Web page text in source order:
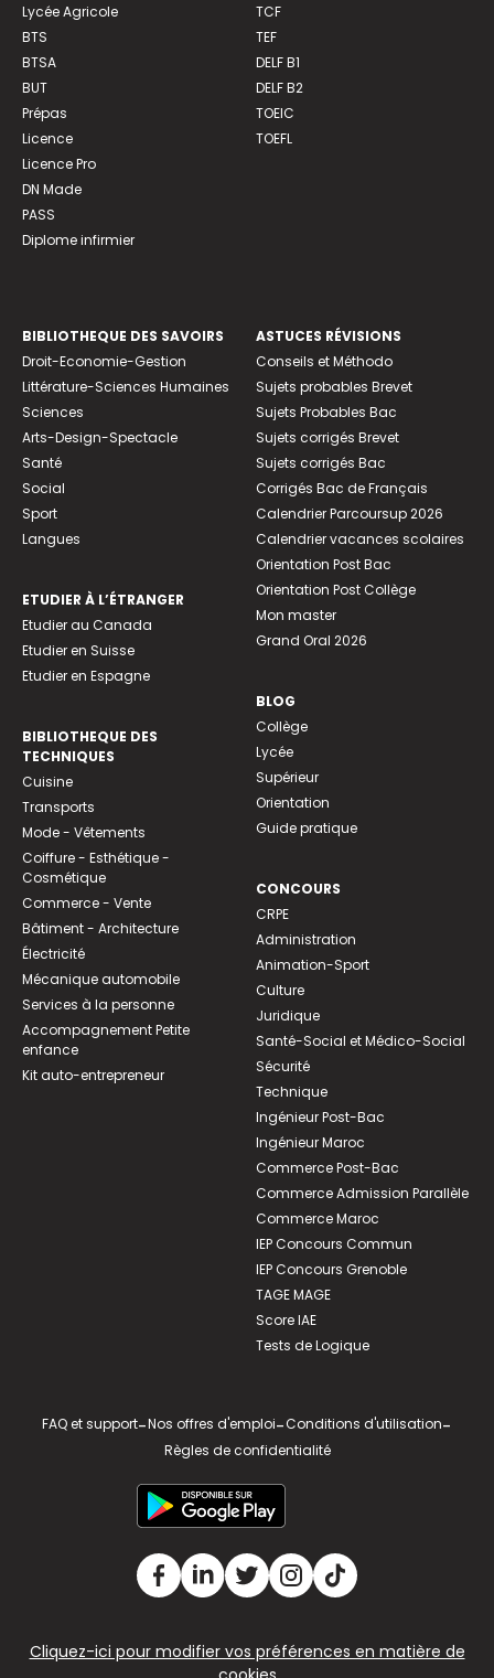
Lycée Agricole
BTS
BTSA
BUT
Prépas
Licence
Licence Pro
DN Made
PASS
Diplome infirmier
TCF
TEF
DELF B1
DELF B2
TOEIC
TOEFL
BIBLIOTHEQUE DES SAVOIRS
Droit-Economie-Gestion
Littérature-Sciences Humaines
Sciences
Arts-Design-Spectacle
Santé
Social
Sport
Langues
ETUDIER À L’ÉTRANGER
Etudier au Canada
Etudier en Suisse
Etudier en Espagne
BIBLIOTHEQUE DES
TECHNIQUES
Cuisine
Transports
Mode - Vêtements
Coiffure - Esthétique -
Cosmétique
Commerce - Vente
Bâtiment - Architecture
Électricité
Mécanique automobile
Services à la personne
Accompagnement Petite
enfance
Kit auto-entrepreneur
ASTUCES RÉVISIONS
Conseils et Méthodo
Sujets probables Brevet
Sujets Probables Bac
Sujets corrigés Brevet
Sujets corrigés Bac
Corrigés Bac de Français
Calendrier Parcoursup 2026
Calendrier vacances scolaires
Orientation Post Bac
Orientation Post Collège
Mon master
Grand Oral 2026
BLOG
Collège
Lycée
Supérieur
Orientation
Guide pratique
CONCOURS
CRPE
Administration
Animation-Sport
Culture
Juridique
Santé-Social et Médico-Social
Sécurité
Technique
Ingénieur Post-Bac
Ingénieur Maroc
Commerce Post-Bac
Commerce Admission Parallèle
Commerce Maroc
IEP Concours Commun
IEP Concours Grenoble
TAGE MAGE
Score IAE
Tests de Logique
FAQ et support-Nos offres d'emploi-Conditions d'utilisation-
Règles de confidentialité
Cliquez-ici pour modifier vos préférences en matière de